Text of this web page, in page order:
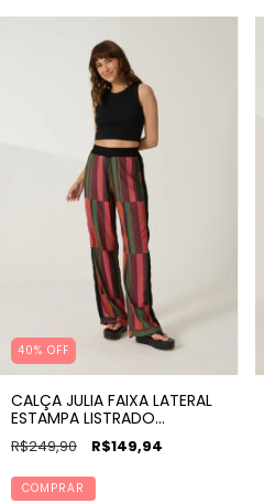
40% OFF
CALÇA JULIA FAIXA LATERAL
ESTAMPA LISTRADO
MARAVILHA
R$249,90 R$149,94
COMPRAR